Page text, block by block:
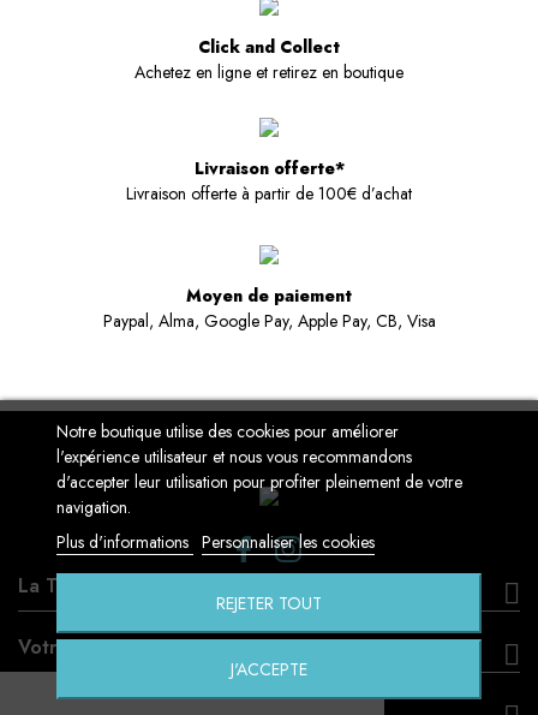
Click and Collect
Achetez en ligne et retirez en boutique
Livraison offerte*
Livraison offerte à partir de 100€ d’achat
Moyen de paiement
Paypal, Alma, Google Pay, Apple Pay, CB, Visa
La Touche Geek
Votre compte
Informations
Notre boutique utilise des cookies pour améliorer
l'expérience utilisateur et nous vous recommandons
d'accepter leur utilisation pour profiter pleinement de votre
navigation.
Plus d'informations Personnaliser les cookies
REJETER TOUT
J'ACCEPTE